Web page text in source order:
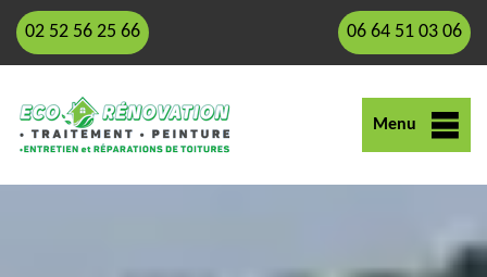
02 52 56 25 66 06 64 51 03 06
Menu